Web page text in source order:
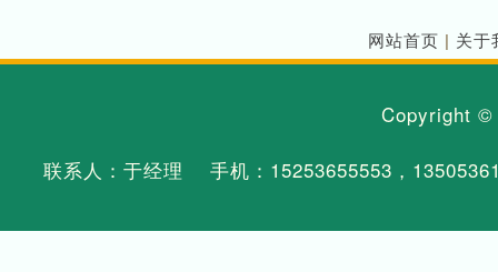
网站首页 | 关于
Copyright
联系人：于经理 手机： 15253655553 ，